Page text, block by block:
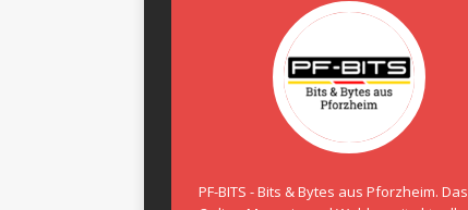
PF-BITS - Bits & Bytes aus Pforzheim. Das